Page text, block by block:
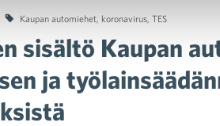
Kaupan automiehet koronavirus TES
sisältö Kaupan
ja